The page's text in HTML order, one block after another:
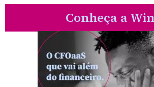
Conheça a